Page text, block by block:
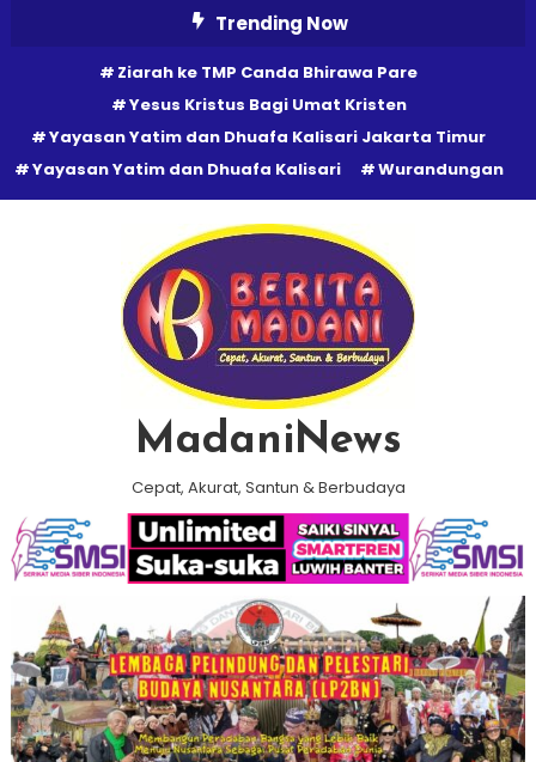
Trending Now
Ziarah ke TMP Canda Bhirawa Pare
Yesus Kristus Bagi Umat Kristen
Yayasan Yatim dan Dhuafa Kalisari Jakarta Timur
Yayasan Yatim dan Dhuafa Kalisari
Wurandungan
MadaniNews
Cepat, Akurat, Santun & Berbudaya